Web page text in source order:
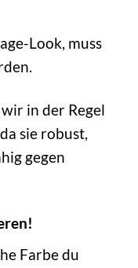
Look, muss
in der Regel
sie robust,
gegen
Farbe du